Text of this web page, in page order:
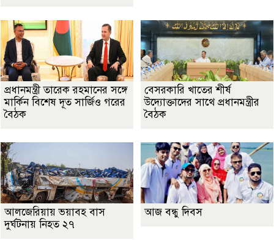
প্রধানমন্ত্রী তারেক রহমানের সঙ্গে
মার্কিন বিশেষ দূত সার্জিও গরের
বৈঠক
বেসরকারি খাতের শীর্ষ
উদ্যোক্তাদের সাথে প্রধানমন্ত্রীর
বৈঠক
আলজেরিয়ায় ভয়াবহ বাস
দুর্ঘটনায় নিহত ২৭
আজ বন্ধু দিবস